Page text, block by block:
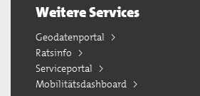
Weitere Services
Geodatenportal
Ratsinfo
Serviceportal
Mobilitätsdashboard